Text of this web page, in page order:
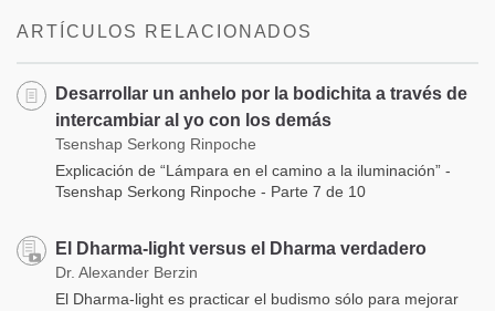
ARTÍCULOS RELACIONADOS
Desarrollar un anhelo por la bodichita a través de
intercambiar al yo con los demás
Tsenshap Serkong Rinpoche
Explicación de “Lámpara en el camino a la iluminación” -
Tsenshap Serkong Rinpoche - Parte 7 de 10
El Dharma-light versus el Dharma verdadero
Dr. Alexander Berzin
El Dharma-light es practicar el budismo sólo para mejorar